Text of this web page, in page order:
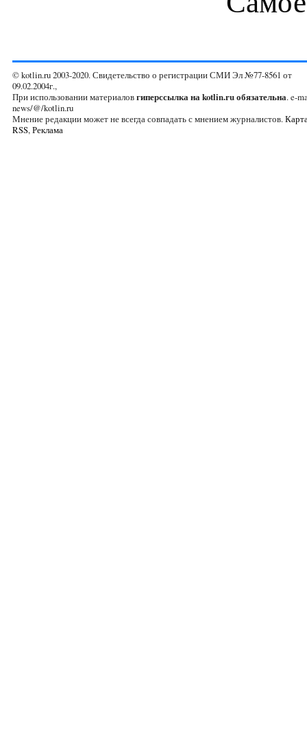
© kotlin.ru 2003-2020. Свидетельство о регистрации СМИ Эл №77-8561 от
09.02.2004г.,
При использовании материаловгиперссылка на kotlin.ru обязательна. e-
news/@/kotlin.ru
Мнение редакции может не всегда совпадать с мнением журналистов.
RSS,Реклама